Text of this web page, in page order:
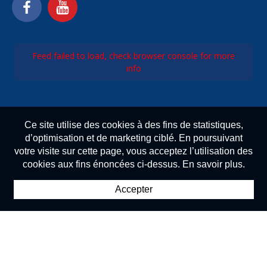
Feed failed to load, check browser console for more
info
Ce site utilise des cookies à des fins de statistiques,
d’optimisation et de marketing ciblé. En poursuivant
votre visite sur cette page, vous acceptez l’utilisation des
cookies aux fins énoncées ci-dessus. En savoir plus.
Accepter